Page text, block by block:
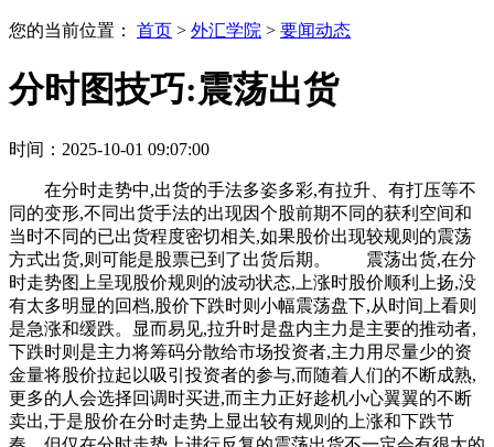
您的当前位置： 首页 > 外汇学院 > 要闻动态
分时图技巧:震荡出货
时间：2025-10-01 09:07:00
在分时走势中,出货的手法多姿多彩,有拉升、有打压等不
同的变形,不同出货手法的出现因个股前期不同的获利空间和
当时不同的已出货程度密切相关,如果股价出现较规则的震荡
方式出货,则可能是股票已到了出货后期。 震荡出货,在分
时走势图上呈现股价规则的波动状态,上涨时股价顺利上扬,没
有太多明显的回档,股价下跌时则小幅震荡盘下,从时间上看则
是急涨和缓跌。显而易见,拉升时是盘内主力是主要的推动者,
下跌时则是主力将筹码分散给市场投资者,主力用尽量少的资
金量将股价拉起以吸引投资者的参与,而随着人们的不断成熟,
更多的人会选择回调时买进,而主力正好趁机小心翼翼的不断
卖出,于是股价在分时走势上显出较有规则的上涨和下跌节